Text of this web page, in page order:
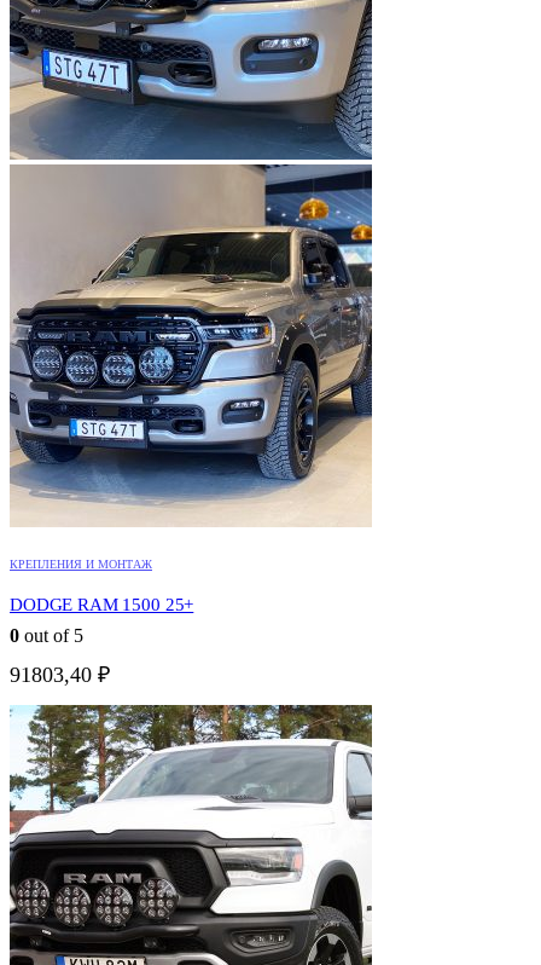
КРЕПЛЕНИЯ И МОНТАЖ
DODGE RAM 1500 25+
0 out of 5
91803,40 ₽